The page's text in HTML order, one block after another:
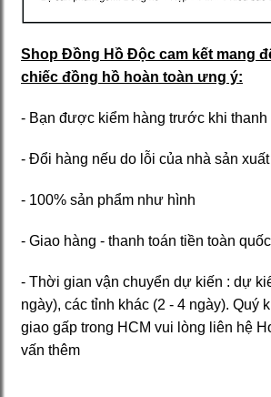
Shop Đồng Hồ Độc cam kết mang
chiếc đồng hồ hoàn toàn ưng ý:
- Bạn được kiểm hàng trước khi thanh
- Đổi hàng nếu do lỗi của nhà sản
- 100% sản phẩm như hình
- Giao hàng - thanh toán tiền toàn quốc
- Thời gian vận chuyển dự kiến : dự
ngày), các tỉnh khác (2 - 4 ngày). Quý
giao gấp trong HCM vui lòng liên hệ
vấn thêm